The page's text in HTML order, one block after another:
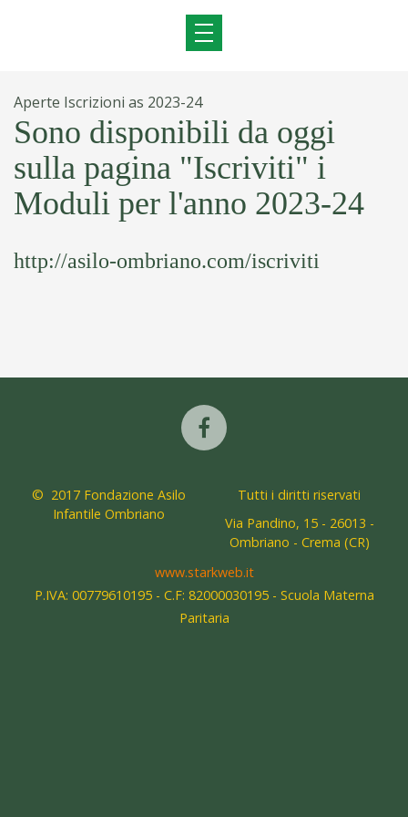
Aperte Iscrizioni as 2023-24
Sono disponibili da oggi
sulla pagina "Iscriviti" i
Moduli per l'anno 2023-24
http://asilo-ombriano.com/iscriviti
© 2017 Fondazione Asilo
Infantile Ombriano
Tutti i diritti riservati
Via Pandino, 15 - 26013 -
Ombriano - Crema (CR)
www.starkweb.it
P.IVA: 00779610195 - C.F: 82000030195 - Scuola Materna
Paritaria